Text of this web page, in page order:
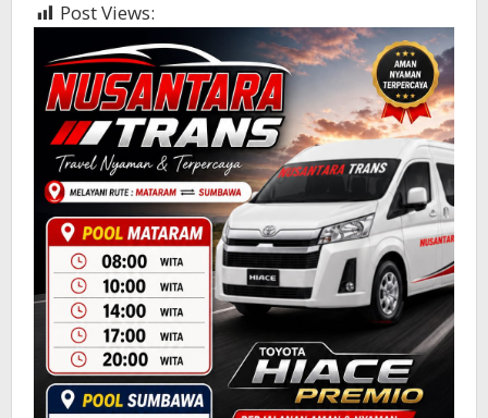
Post Views: